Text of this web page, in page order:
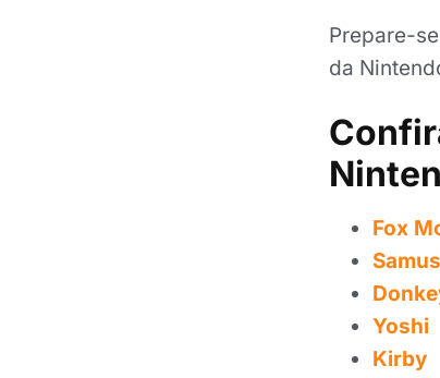
Prepare-
da
Fox
Yoshi
Kirby